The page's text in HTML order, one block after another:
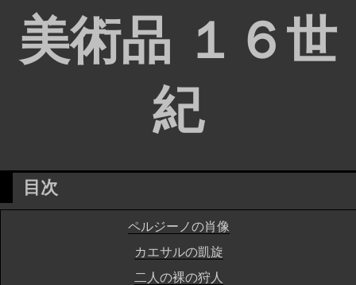
美術品 １６世
紀
目次
ペルジーノの肖像
カエサルの凱旋
二人の裸の狩人